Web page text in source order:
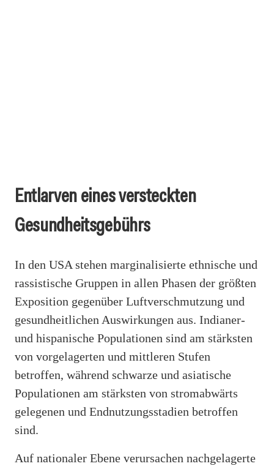
Entlarven eines versteckten
Gesundheitsgebührs
In den USA stehen marginalisierte ethnische und
rassistische Gruppen in allen Phasen der größten
Exposition gegenüber Luftverschmutzung und
gesundheitlichen Auswirkungen aus. Indianer-
und hispanische Populationen sind am stärksten
von vorgelagerten und mittleren Stufen
betroffen, während schwarze und asiatische
Populationen am stärksten von stromabwärts
gelegenen und Endnutzungsstadien betroffen
sind.
Auf nationaler Ebene verursachen nachgelagerte